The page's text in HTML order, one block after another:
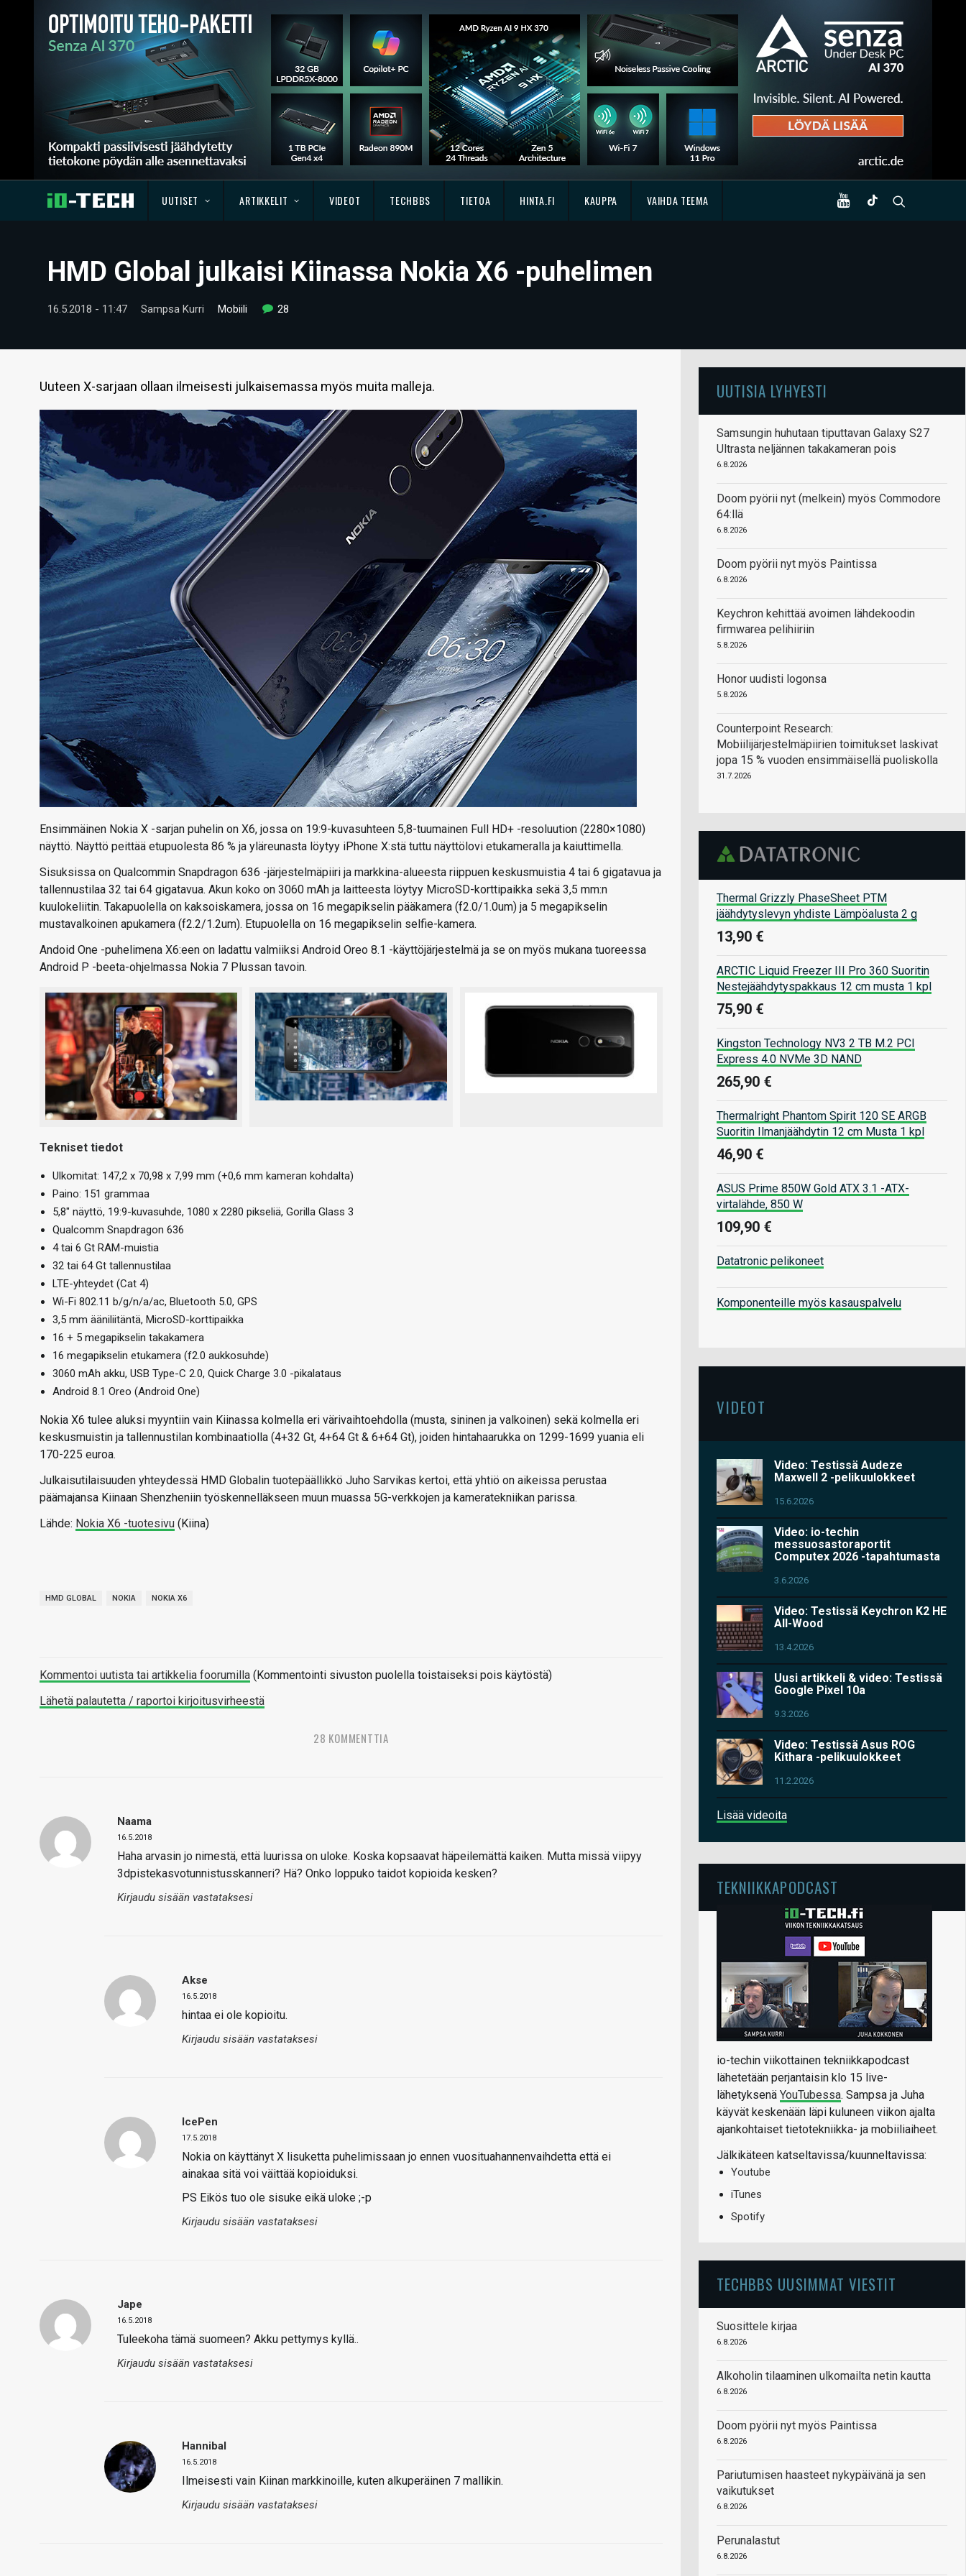
UUTISET ARTIKKELIT VIDEOT TECHBBS TIETOA HINTA.FI KAUPPA VAIHDA TEEMA
HMD Global julkaisi Kiinassa Nokia X6 -puhelimen
16.5.2018 - 11:47 Sampsa Kurri Mobiili 28
Uuteen X-sarjaan ollaan ilmeisesti julkaisemassa myös muita malleja.
Ensimmäinen Nokia X -sarjan puhelin on X6, jossa on 19:9-kuvasuhteen 5,8-tuumainen Full HD+ -resoluution (2280×1080)
näyttö. Näyttö peittää etupuolesta 86 % ja yläreunasta löytyy iPhone X:stä tuttu näyttölovi etukameralla ja kaiuttimella.
Sisuksissa on Qualcommin Snapdragon 636 -järjestelmäpiiri ja markkina-alueesta riippuen keskusmuistia 4 tai 6 gigatavua ja
tallennustilaa 32 tai 64 gigatavua. Akun koko on 3060 mAh ja laitteesta löytyy MicroSD-korttipaikka sekä 3,5 mm:n
kuulokeliitin. Takapuolella on kaksoiskamera, jossa on 16 megapikselin pääkamera (f2.0/1.0um) ja 5 megapikselin
mustavalkoinen apukamera (f2.2/1.2um). Etupuolella on 16 megapikselin selfie-kamera.
Andoid One -puhelimena X6:een on ladattu valmiiksi Android Oreo 8.1 -käyttöjärjestelmä ja se on myös mukana tuoreessa
Android P -beeta-ohjelmassa Nokia 7 Plussan tavoin.
Tekniset tiedot
Ulkomitat: 147,2 x 70,98 x 7,99 mm (+0,6 mm kameran kohdalta)
Paino: 151 grammaa
5,8″ näyttö, 19:9-kuvasuhde, 1080 x 2280 pikseliä, Gorilla Glass 3
Qualcomm Snapdragon 636
4 tai 6 Gt RAM-muistia
32 tai 64 Gt tallennustilaa
LTE-yhteydet (Cat 4)
Wi-Fi 802.11 b/g/n/a/ac, Bluetooth 5.0, GPS
3,5 mm ääniliitäntä, MicroSD-korttipaikka
16 + 5 megapikselin takakamera
16 megapikselin etukamera (f2.0 aukkosuhde)
3060 mAh akku, USB Type-C 2.0, Quick Charge 3.0 -pikalataus
Android 8.1 Oreo (Android One)
Nokia X6 tulee aluksi myyntiin vain Kiinassa kolmella eri värivaihtoehdolla (musta, sininen ja valkoinen) sekä kolmella eri
keskusmuistin ja tallennustilan kombinaatiolla (4+32 Gt, 4+64 Gt & 6+64 Gt), joiden hintahaarukka on 1299-1699 yuania eli
170-225 euroa.
Julkaisutilaisuuden yhteydessä HMD Globalin tuotepäällikkö Juho Sarvikas kertoi, että yhtiö on aikeissa perustaa
päämajansa Kiinaan Shenzheniin työskennelläkseen muun muassa 5G-verkkojen ja kameratekniikan parissa.
Lähde: Nokia X6 -tuotesivu (Kiina)
HMD GLOBAL NOKIA NOKIA X6
Kommentoi uutista tai artikkelia foorumilla (Kommentointi sivuston puolella toistaiseksi pois käytöstä)
Lähetä palautetta / raportoi kirjoitusvirheestä
28 KOMMENTTIA
Naama
16.5.2018
Haha arvasin jo nimestä, että luurissa on uloke. Koska kopsaavat häpeilemättä kaiken. Mutta missä viipyy
3dpistekasvotunnistusskanneri? Hä? Onko loppuko taidot kopioida kesken?
Kirjaudu sisään vastataksesi
Akse
16.5.2018
hintaa ei ole kopioitu.
Kirjaudu sisään vastataksesi
IcePen
17.5.2018
Nokia on käyttänyt X lisuketta puhelimissaan jo ennen vuosituahannenvaihdetta että ei
ainakaa sitä voi väittää kopioiduksi.
PS Eikös tuo ole sisuke eikä uloke ;-p
Kirjaudu sisään vastataksesi
Jape
16.5.2018
Tuleekoha tämä suomeen? Akku pettymys kyllä..
Kirjaudu sisään vastataksesi
Hannibal
16.5.2018
Ilmeisesti vain Kiinan markkinoille, kuten alkuperäinen 7 mallikin.
Kirjaudu sisään vastataksesi
UUTISIA LYHYESTI
Samsungin huhutaan tiputtavan Galaxy S27
Ultrasta neljännen takakameran pois
6.8.2026
Doom pyörii nyt (melkein) myös Commodore
64:llä
6.8.2026
Doom pyörii nyt myös Paintissa
6.8.2026
Keychron kehittää avoimen lähdekoodin
firmwarea pelihiiriin
5.8.2026
Honor uudisti logonsa
5.8.2026
Counterpoint Research:
Mobiilijärjestelmäpiirien toimitukset laskivat
jopa 15 % vuoden ensimmäisellä puoliskolla
31.7.2026
Thermal Grizzly PhaseSheet PTM
jäähdytyslevyn yhdiste Lämpöalusta 2 g
13,90 €
ARCTIC Liquid Freezer III Pro 360 Suoritin
Nestejäähdytyspakkaus 12 cm musta 1 kpl
75,90 €
Kingston Technology NV3 2 TB M.2 PCI
Express 4.0 NVMe 3D NAND
265,90 €
Thermalright Phantom Spirit 120 SE ARGB
Suoritin Ilmanjäähdytin 12 cm Musta 1 kpl
46,90 €
ASUS Prime 850W Gold ATX 3.1 -ATX-
virtalähde, 850 W
109,90 €
Datatronic pelikoneet
Komponenteille myös kasauspalvelu
VIDEOT
Video: Testissä Audeze
Maxwell 2 -pelikuulokkeet
15.6.2026
Video: io-techin
messuosastoraportit
Computex 2026 -tapahtumasta
3.6.2026
Video: Testissä Keychron K2 HE
All-Wood
13.4.2026
Uusi artikkeli & video: Testissä
Google Pixel 10a
9.3.2026
Video: Testissä Asus ROG
Kithara -pelikuulokkeet
11.2.2026
Lisää videoita
TEKNIIKKAPODCAST
io-techin viikottainen tekniikkapodcast
lähetetään perjantaisin klo 15 live-
lähetyksenä YouTubessa. Sampsa ja Juha
käyvät keskenään läpi kuluneen viikon ajalta
ajankohtaiset tietotekniikka- ja mobiiliaiheet.
Jälkikäteen katseltavissa/kuunneltavissa:
Youtube
iTunes
Spotify
TECHBBS UUSIMMAT VIESTIT
Suosittele kirjaa
6.8.2026
Alkoholin tilaaminen ulkomailta netin kautta
6.8.2026
Doom pyörii nyt myös Paintissa
6.8.2026
Pariutumisen haasteet nykypäivänä ja sen
vaikutukset
6.8.2026
Perunalastut
6.8.2026